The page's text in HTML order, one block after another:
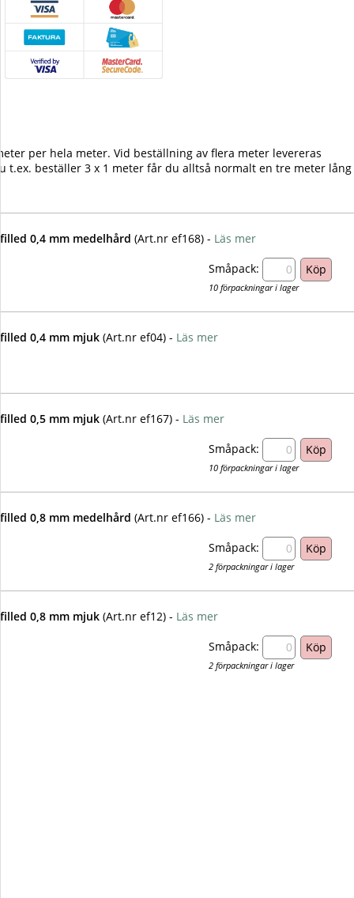
per hela meter. Vid beställning av flera meter levereras
t.ex. beställer 3 x 1 meter får du alltså normalt en tre meter lång
0,4 mm medelhård (Art.nr ef168) - Läs mer
Småpack:
10 förpackningar i lager
0,4 mm mjuk (Art.nr ef04) - Läs mer
0,5 mm mjuk (Art.nr ef167) - Läs mer
Småpack:
10 förpackningar i lager
0,8 mm medelhård (Art.nr ef166) - Läs mer
Småpack:
2 förpackningar i lager
0,8 mm mjuk (Art.nr ef12) - Läs mer
Småpack:
2 förpackningar i lager